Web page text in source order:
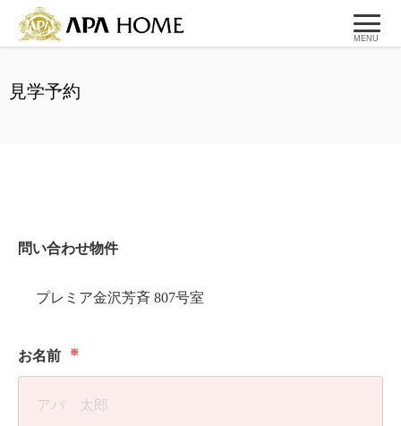
MENU
見学予約
問い合わせ物件
プレミア金沢芳斉 807号室
お名前 ※